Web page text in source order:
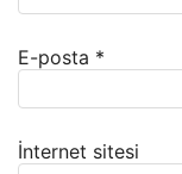
E-posta *
İnternet sitesi